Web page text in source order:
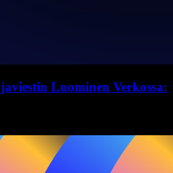
Luominen Verkossa: